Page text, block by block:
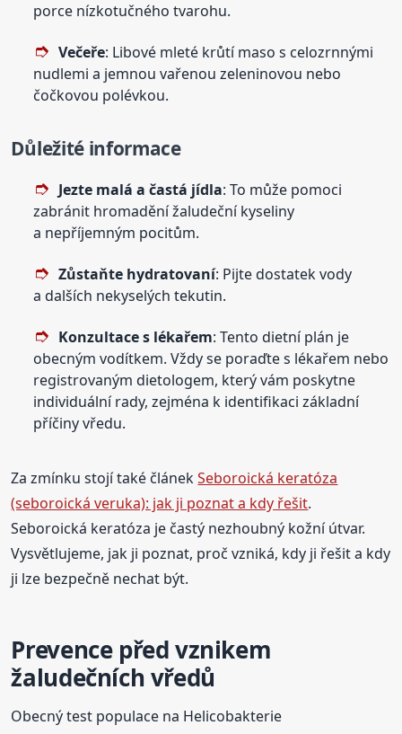
porce nízkotučného tvarohu.
Večeře: Libové mleté krůtí maso s celozrnnými
nudlemi a jemnou vařenou zeleninovou nebo
čočkovou polévkou.
Důležité informace
Jezte malá a častá jídla: To může pomoci
zabránit hromadění žaludeční kyseliny
a nepříjemným pocitům.
Zůstaňte hydratovaní: Pijte dostatek vody
a dalších nekyselých tekutin.
Konzultace s lékařem: Tento dietní plán je
obecným vodítkem. Vždy se poraďte s lékařem nebo
registrovaným dietologem, který vám poskytne
individuální rady, zejména k identifikaci základní
příčiny vředu.
Za zmínku stojí také článekSeboroická keratóza
(seboroická veruka): jak ji poznat a kdy řešit.
Seboroická keratóza je častý nezhoubný kožní útvar.
Vysvětlujeme, jak ji poznat, proč vzniká, kdy ji řešit a kdy
ji lze bezpečně nechat být.
Prevence před vznikem
žaludečních vředů
Obecný test populace na Helicobakterie